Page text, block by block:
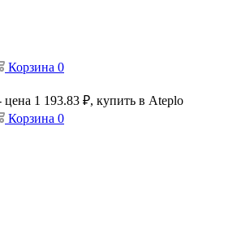
Корзина 0
1 193.83 ₽, купить в Ateplo
Корзина 0